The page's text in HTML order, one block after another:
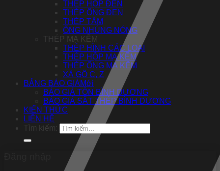
THÉP HỘP ĐEN
THÉP ỐNG ĐEN
THÉP TẤM
ỐNG NHÚNG NÓNG
THÉP MẠ KẼM
THÉP HÌNH CÁC LOẠI
THÉP HỘP MẠ KẼM
THÉP ỐNG MẠ KẼM
XÀ GỒ C, Z
BẢNG BÁO GIÁ
BÁO GIÁ TÔN BÌNH DƯƠNG
BÁO GIÁ SẮT THÉP BÌNH DƯƠNG
KIẾN THỨC
LIÊN HỆ
Tìm kiếm: